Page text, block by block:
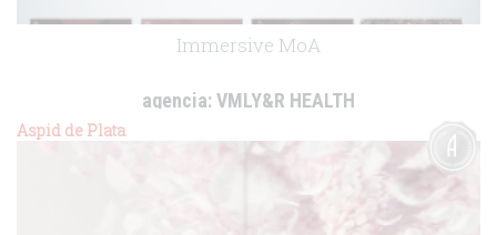
Immersive MoA
agencia:VMLY&R HEALTH
Aspid de Plata